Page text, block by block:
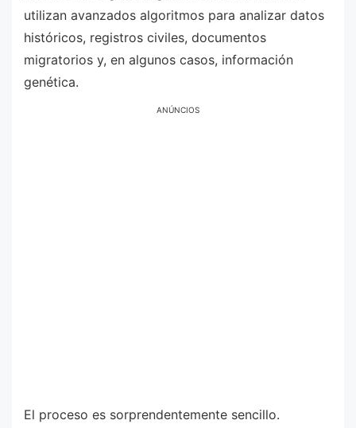
utilizan avanzados algoritmos para analizar datos
históricos, registros civiles, documentos
migratorios y, en algunos casos, información
genética.
ANÚNCIOS
El proceso es sorprendentemente sencillo.